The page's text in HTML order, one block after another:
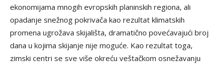
ekonomijama mnogih evropskih planinskih regiona, ali
opadanje snežnog pokrivača kao rezultat klimatskih
promena ugrožava skijališta, dramatično povećavajući broj
dana u kojima skijanje nije moguće. Kao rezultat toga,
zimski centri se sve više okreću veštačkom osnežavanju